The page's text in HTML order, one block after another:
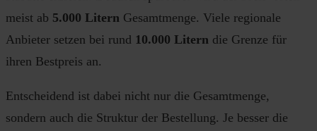
meist ab 5.000 Litern Gesamtmenge. Viele regionale
Anbieter setzen bei rund 10.000 Litern die Grenze für
ihren Bestpreis an.
Entscheidend ist dabei nicht nur die Gesamtmenge,
sondern auch die Struktur der Bestellung. Je besser die